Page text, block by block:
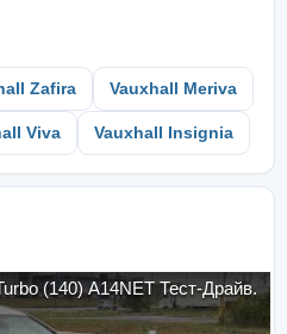
Zafira Vauxhall Meriva
Viva Vauxhall Insignia
(140) A14NET Тест-Драйв.